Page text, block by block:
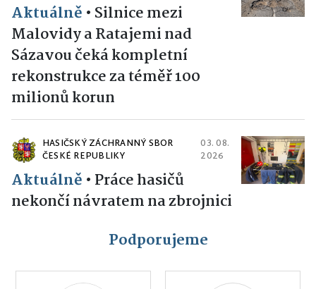
Aktuálně • Silnice mezi
Malovidy a Ratajemi nad
Sázavou čeká kompletní
rekonstrukce za téměř 100
milionů korun
HASIČSKÝ ZÁCHRANNÝ SBOR
ČESKÉ REPUBLIKY
03. 08.
2026
Aktuálně • Práce hasičů
nekončí návratem na zbrojnici
Podporujeme